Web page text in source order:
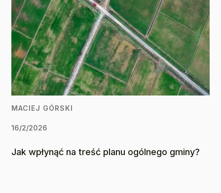
MACIEJ GÓRSKI
16/2/2026
Jak wpłynąć na treść planu ogólnego gminy?